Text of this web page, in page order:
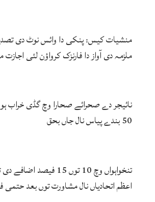
منشیات کیس: پنکی دا وائس نوٹ دی
ملزمہ دی آواز دا فارنزک کرواؤن لئی
نائیجر دے صحرائے صحارا وچ گڈی خراب
50 بندے پیاس نال جاں بحق
تنخواہواں وچ 10 توں 15 فیصد
اعظم اتحادیاں نال مشاورت توں بعد